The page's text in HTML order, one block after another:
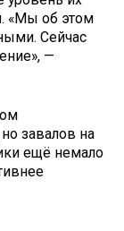
«Мы об этом
Сейчас
—
завалов на
ещё немало